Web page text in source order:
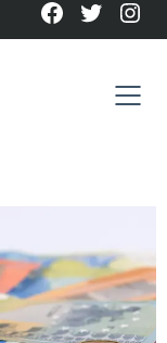
Facebook
Twitter